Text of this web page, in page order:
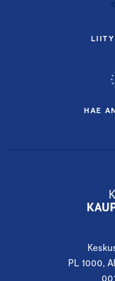
PL 1000,
LIITY
HAE